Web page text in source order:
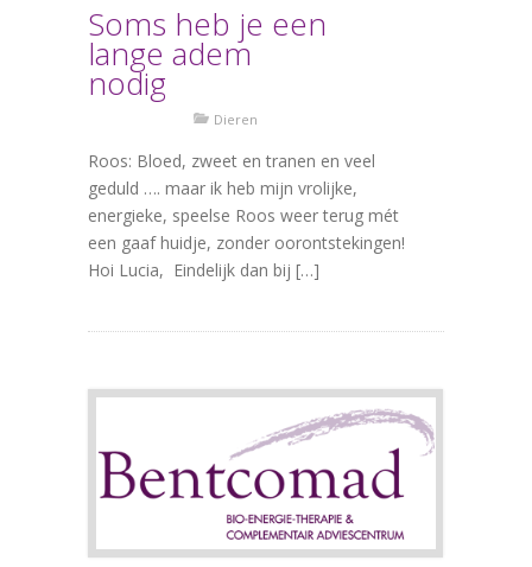
Soms heb je een
lange adem
nodig
Dieren
Roos: Bloed, zweet en tranen en veel
geduld …. maar ik heb mijn vrolijke,
energieke, speelse Roos weer terug mét
een gaaf huidje, zonder oorontstekingen!
Hoi Lucia, Eindelijk dan bij […]